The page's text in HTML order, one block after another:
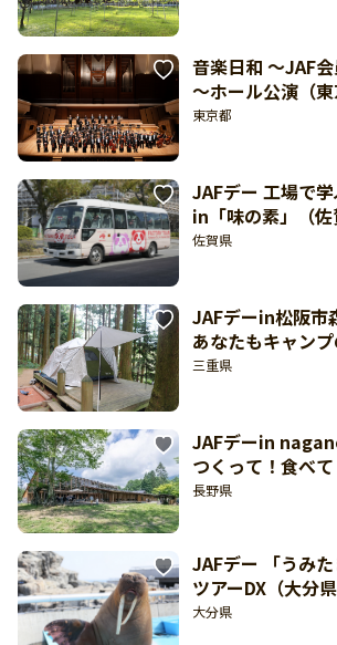
音楽日和 ～JAF
～ホール公演（
13日開催）
東京都
JAFデー 工場で
in「味の素」（
3日開催）
佐賀県
JAFデーin松阪市
あなたもキャン
松阪市：9月27日
三重県
JAFデーin
つくって！食べ
駅わくわくDAY(
長野県
JAFデー 「うみ
ツアーDX（大分
開催）
大分県